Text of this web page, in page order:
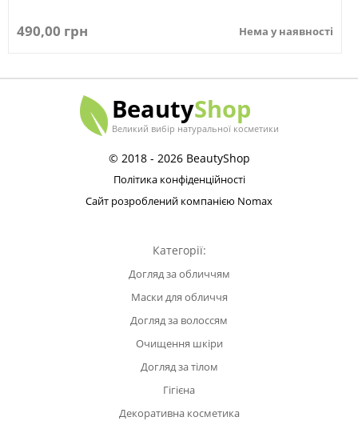
490,00 грн Нема у наявності
BeautyShop
Великий вибір натуральної косметики
© 2018 - 2026 BeautyShop
Політика конфіденційності
Сайт розроблений компанією Nomax
Категорії:
Догляд за обличчям
Маски для обличчя
Догляд за волоссям
Очищення шкіри
Догляд за тілом
Гігієна
Декоративна косметика